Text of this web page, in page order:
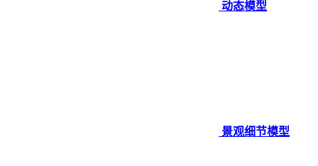
动态模型
景观细节模型